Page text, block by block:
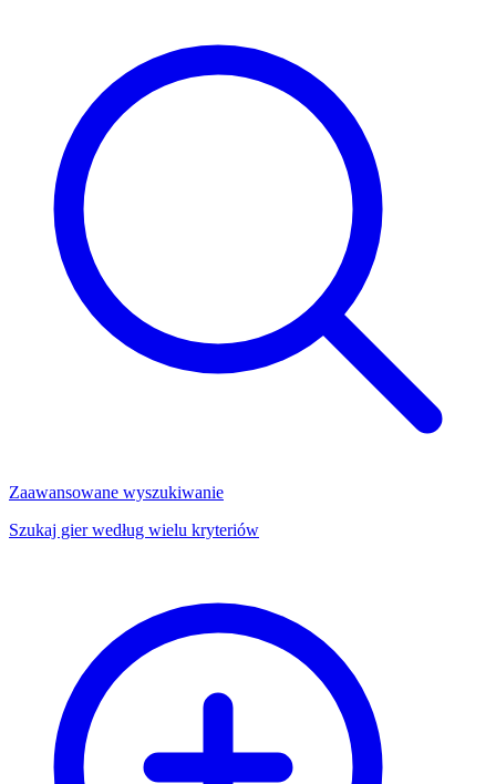
Zaawansowane wyszukiwanie
Szukaj gier według wielu kryteriów